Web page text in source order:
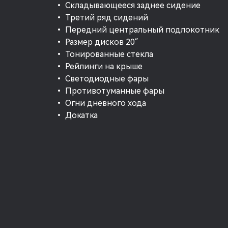
• Складывающееся заднее сидение
• Третий ряд сидений
• Передний центральный подлокотник
• Размер дисков 20″
• Тонированные стекла
• Рейлинги на крыше
• Светодиодные фары
• Противотуманные фары
• Огни дневного хода
• Докатка